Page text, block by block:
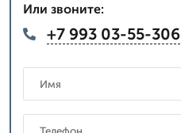
Или звоните:
+7 993 03-55-306